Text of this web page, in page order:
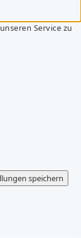
Service zu
speichern